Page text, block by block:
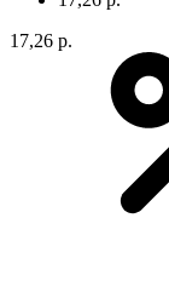
17,26 р.